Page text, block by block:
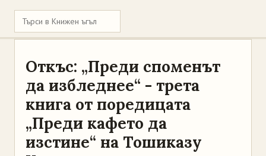
Откъс: „Преди споменът
да избледнее“ - трета
книга от поредицата
„Преди кафето да
изстине“ на Тошиказу